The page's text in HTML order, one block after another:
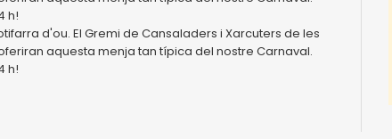
h!
d'ou. El Gremi de Cansaladers i Xarcuters de les
aquesta menja tan típica del nostre Carnaval.
h!